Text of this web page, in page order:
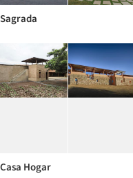
Sagrada
Casa Hogar